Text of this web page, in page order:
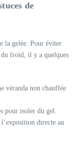
de
la gelée. Pour éviter
du froid, il y a quelques
véranda non chauffée
pour isoler du gel.
directe au